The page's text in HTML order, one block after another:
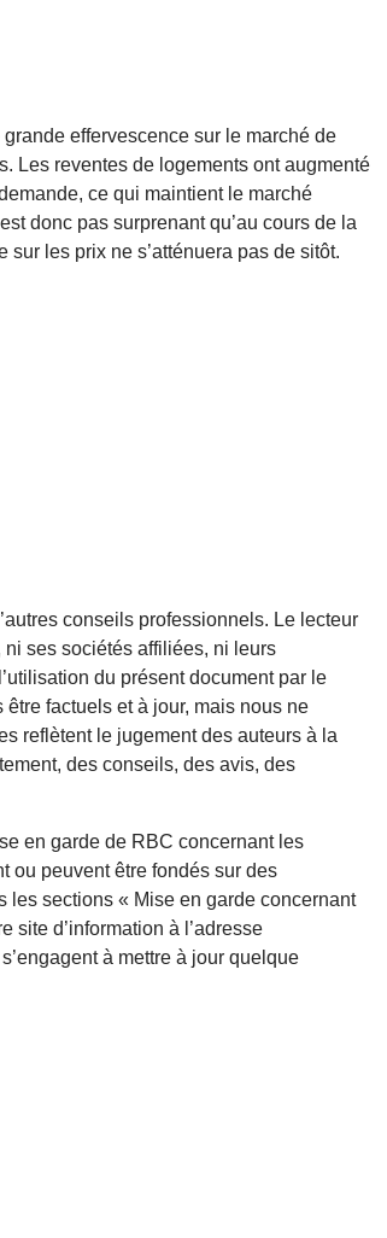
effervescence sur le marché de
Les reventes de logements ont augmenté
ce qui maintient le marché
donc pas surprenant qu’au cours de la
les prix ne s’atténuera pas de sitôt.
conseils professionnels. Le lecteur
ses sociétés affiliées, ni leurs
du présent document par le
factuels et à jour, mais nous ne
reflètent le jugement des auteurs à la
des conseils, des avis, des
en garde de RBC concernant les
ou peuvent être fondés sur des
les sections « Mise en garde concernant
site d’information à l’adresse
à mettre à jour quelque